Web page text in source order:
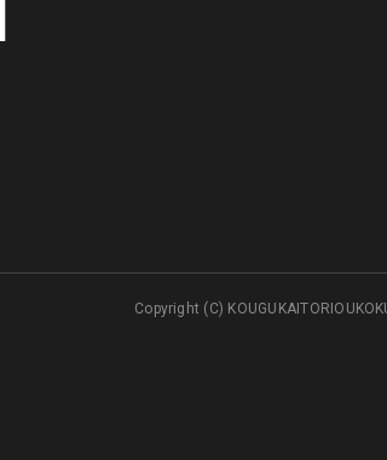
Copyright (C)